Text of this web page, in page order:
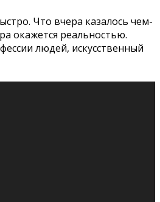
организма, когда
на твой организм
советы, как бороться со